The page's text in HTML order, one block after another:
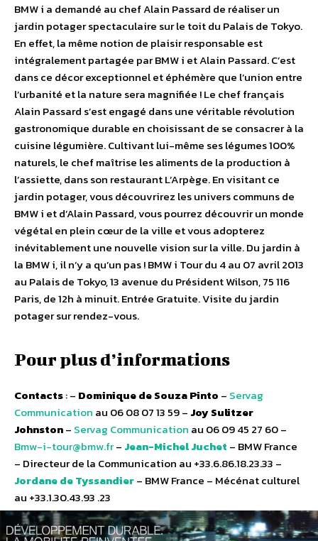
BMW i a demandé au chef Alain Passard de réaliser un
jardin potager spectaculaire sur le toit du Palais de Tokyo.
En effet, la même notion de plaisir responsable est
intégralement partagée par BMW i et Alain Passard. C’est
dans ce décor exceptionnel et éphémère que l’union entre
l’urbanité et la nature sera magnifiée ! Le chef français
Alain Passard s’est engagé dans une véritable révolution
gastronomique durable en choisissant de se consacrer à la
cuisine légumière. Cultivant lui-même ses légumes 100%
naturels, le chef maîtrise les aliments de la production à
l’assiette, dans son restaurant L’Arpège. En visitant ce
jardin potager, vous découvrirez les univers communs de
BMW i et d’Alain Passard, vous pourrez découvrir un monde
végétal en plein cœur de la ville et vous adopterez
inévitablement une nouvelle vision sur la ville. Du jardin à
la BMW i, il n’y a qu’un pas ! BMW i Tour du 4 au 07 avril 2013
au Palais de Tokyo, 13 avenue du Président Wilson, 75 116
Paris, de 12h à minuit. Entrée Gratuite. Visite du jardin
potager sur rendez-vous.
Pour plus d’informations
Contacts: – Dominique de Souza Pinto – Servag
Communication au 06 08 07 13 59 – Joy Sulitzer
Johnston– Servag Communication au 06 09 45 27 60 –
Bmw-i-tour@bmw.fr– Jean-Michel Juchet – BMW France
– Directeur de la Communication au +33.6.86.18.23.33 –
Jordane de Tyssandier– BMW France – Mécénat culturel
au +33.1.30.43.93 .23